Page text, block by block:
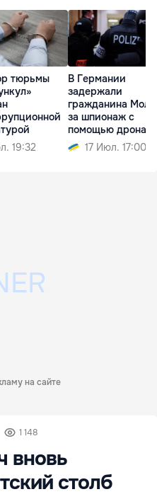
тюрьмы
19:32
В Германии
задержали
гражданина
за шпионаж с
помощью дрона
17 Июл. 17:00
на сайте
1 148
вновь
столб